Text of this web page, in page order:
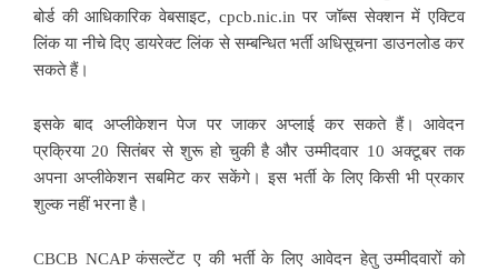
बोर्ड की आधिकारिक वेबसाइट, cpcb.nic.in पर जॉब्स सेक्शन में एक्टिव
लिंक या नीचे दिए डायरेक्ट लिंक से सम्बन्धित भर्ती अधिसूचना डाउनलोड कर
सकते हैं।
इसके बाद अप्लीकेशन पेज पर जाकर अप्लाई कर सकते हैं। आवेदन
प्रक्रिया 20 सितंबर से शुरू हो चुकी है और उम्मीदवार 10 अक्टूबर तक
अपना अप्लीकेशन सबमिट कर सकेंगे। इस भर्ती के लिए किसी भी प्रकार
शुल्क नहीं भरना है।
CBCB NCAP कंसल्टेंट ए की भर्ती के लिए आवेदन हेतु उम्मीदवारों को